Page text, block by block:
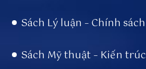
Sách Lý luận – Chính sách
Sách Mỹ thuật – Kiến trúc